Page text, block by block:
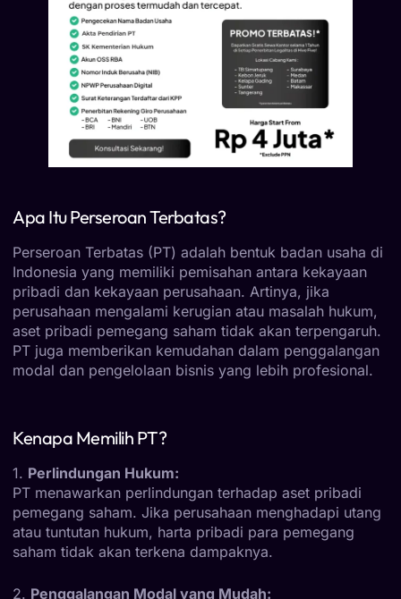
Apa Itu Perseroan Terbatas?
Perseroan Terbatas (PT) adalah bentuk badan usaha di
Indonesia yang memiliki pemisahan antara kekayaan
pribadi dan kekayaan perusahaan. Artinya, jika
perusahaan mengalami kerugian atau masalah hukum,
aset pribadi pemegang saham tidak akan terpengaruh.
PT juga memberikan kemudahan dalam penggalangan
modal dan pengelolaan bisnis yang lebih profesional.
Kenapa Memilih PT?
1. Perlindungan Hukum:
PT menawarkan perlindungan terhadap aset pribadi
pemegang saham. Jika perusahaan menghadapi utang
atau tuntutan hukum, harta pribadi para pemegang
saham tidak akan terkena dampaknya.
2. Penggalangan Modal yang Mudah: